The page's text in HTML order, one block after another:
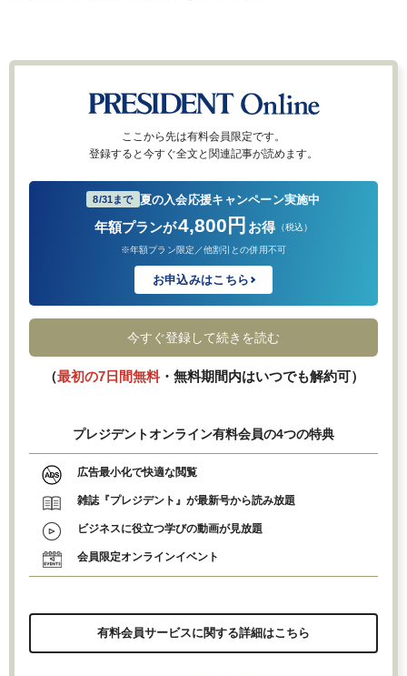
ここから先は有料会員限定です。
登録すると今すぐ全文と関連記事が読めます。
8/31まで 夏の入会応援キャンペーン実施中
年額プランが4,800円 お得 （税込）
※年額プラン限定／他割引との併用不可
お申込みはこちら
今すぐ登録して続きを読む
（最初の7日間無料・無料期間内はいつでも解約可）
プレジデントオンライン有料会員の4つの特典
広告最小化で快適な閲覧
雑誌『プレジデント』が最新号から読み放題
ビジネスに役立つ学びの動画が見放題
会員限定オンラインイベント
有料会員サービスに関する詳細はこちら